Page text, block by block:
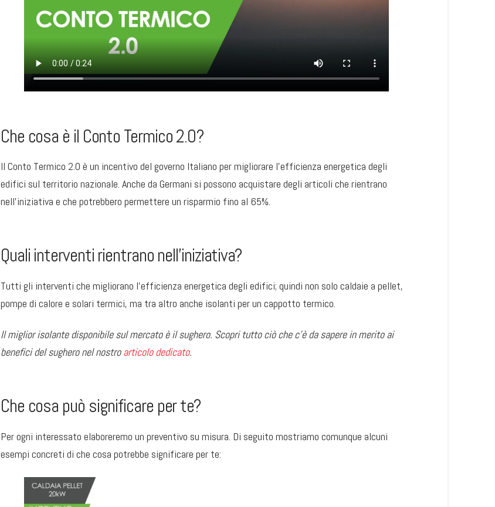
Che cosa è il Conto Termico 2.0?
Il Conto Termico 2.0 è un incentivo del governo Italiano per migliorare l’efficienza energetica degli
edifici sul territorio nazionale. Anche da Germani si possono acquistare degli articoli che rientrano
nell’iniziativa e che potrebbero permettere un risparmio fino al 65%.
Quali interventi rientrano nell’iniziativa?
Tutti gli interventi che migliorano l’efficienza energetica degli edifici; quindi non solo caldaie a pellet,
pompe di calore e solari termici, ma tra altro anche isolanti per un cappotto termico.
Il miglior isolante disponibile sul mercato è il sughero. Scopri tutto ciò che c’è da sapere in merito ai
benefici del sughero nel nostroarticolo dedicato.
Che cosa può significare per te?
Per ogni interessato elaboreremo un preventivo su misura. Di seguito mostriamo comunque alcuni
esempi concreti di che cosa potrebbe significare per te: